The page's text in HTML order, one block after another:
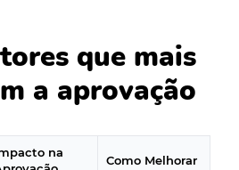
que mais
a aprovação
na
Como Melhorar